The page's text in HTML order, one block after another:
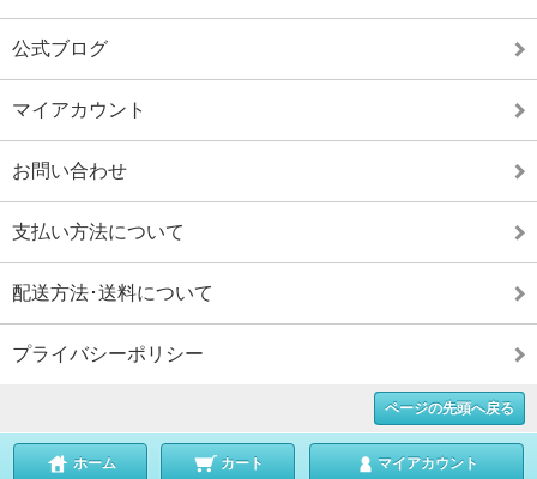
公式ブログ
マイアカウント
お問い合わせ
支払い方法について
配送方法･送料について
プライバシーポリシー
ページの先頭へ戻る
ホーム カート マイアカウント